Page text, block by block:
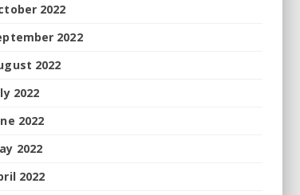
2022
2022
2022
2022
2022
2022
2022